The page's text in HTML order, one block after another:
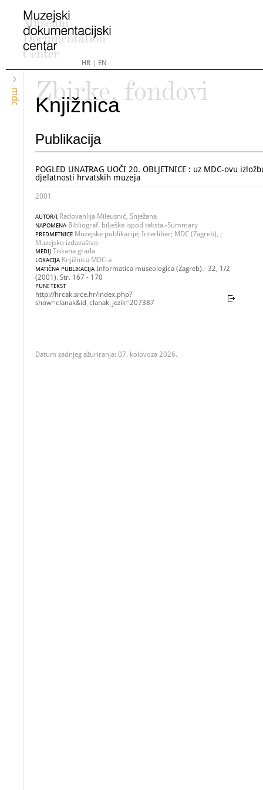
HR| EN
mdc
Zbirke, fondovi
Knjižnica
Publikacija
POGLED UNATRAG UOČI 20. OBLJETNICE : uz MDC-ovu
djelatnosti hrvatskih muzeja
2001
AUTOR/I Radovanlija Mileusnić, Snježana
NAPOMENA Bibliograf. bilješke ispod teksta.-Summary
PREDMETNICE Muzejske publikacije; Interliber; MDC (Zagreb), ;
Muzejsko izdavaštvo
MEDIJ Tiskana građa
LOKACIJA Knjižnica MDC-a
MATIČNA PUBLIKACIJA Informatica museologica (Zagreb).- 32, 1/2
(2001). Str. 167 - 170
PUNI TEKST
http://hrcak.srce.hr/index.php?
show=clanak&id_clanak_jezik=207387
Datum zadnjeg ažuriranja: 07. kolovoza 2026.